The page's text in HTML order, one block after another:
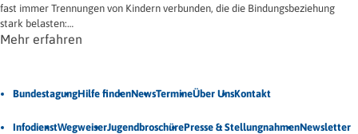
fast immer Trennungen von Kindern verbunden, die die Bindungsbeziehung
stark belasten:…
Mehr erfahren
BundestagungHilfe findenNewsTermineÜber UnsKontakt
InfodienstWegweiserJugendbroschürePresse & StellungnahmenNewsletter